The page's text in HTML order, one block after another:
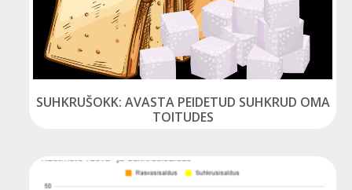
SUHKRUŠOKK: AVASTA PEIDETUD SUHKRUD OMA
TOITUDES